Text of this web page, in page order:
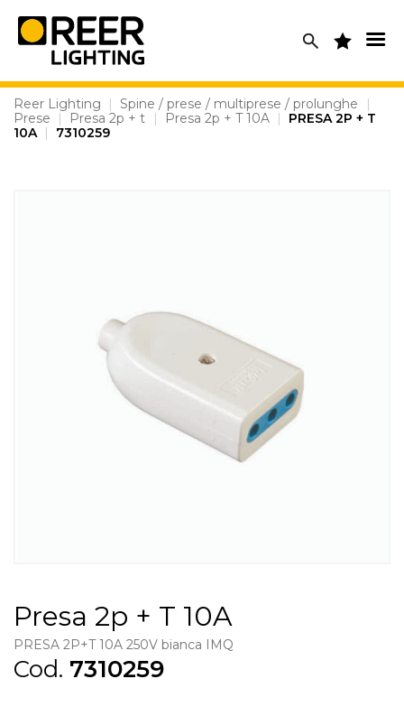
content
Reer Lighting | Spine / prese / multiprese / prolunghe
|
Prese
| Presa 2p + t | Presa 2p + T 10A |
PRESA 2P + T
10A | 7310259
Presa 2p + T 10A
PRESA 2P+T 10A 250V bianca IMQ
Cod. 7310259